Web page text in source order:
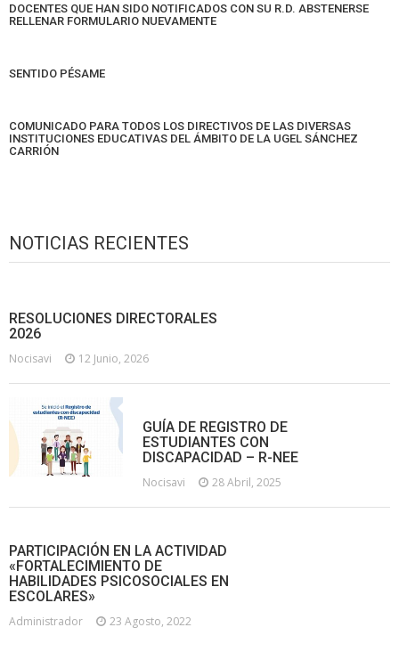
DOCENTES QUE HAN SIDO NOTIFICADOS CON SU R.D. ABSTENERSE
RELLENAR FORMULARIO NUEVAMENTE
SENTIDO PÉSAME
COMUNICADO PARA TODOS LOS DIRECTIVOS DE LAS DIVERSAS
INSTITUCIONES EDUCATIVAS DEL ÁMBITO DE LA UGEL SÁNCHEZ
CARRIÓN
NOTICIAS RECIENTES
RESOLUCIONES DIRECTORALES
2026
Nocisavi 12 Junio, 2026
GUÍA DE REGISTRO DE
ESTUDIANTES CON
DISCAPACIDAD – R-NEE
Nocisavi 28 Abril, 2025
PARTICIPACIÓN EN LA ACTIVIDAD
«FORTALECIMIENTO DE
HABILIDADES PSICOSOCIALES EN
ESCOLARES»
Administrador 23 Agosto, 2022